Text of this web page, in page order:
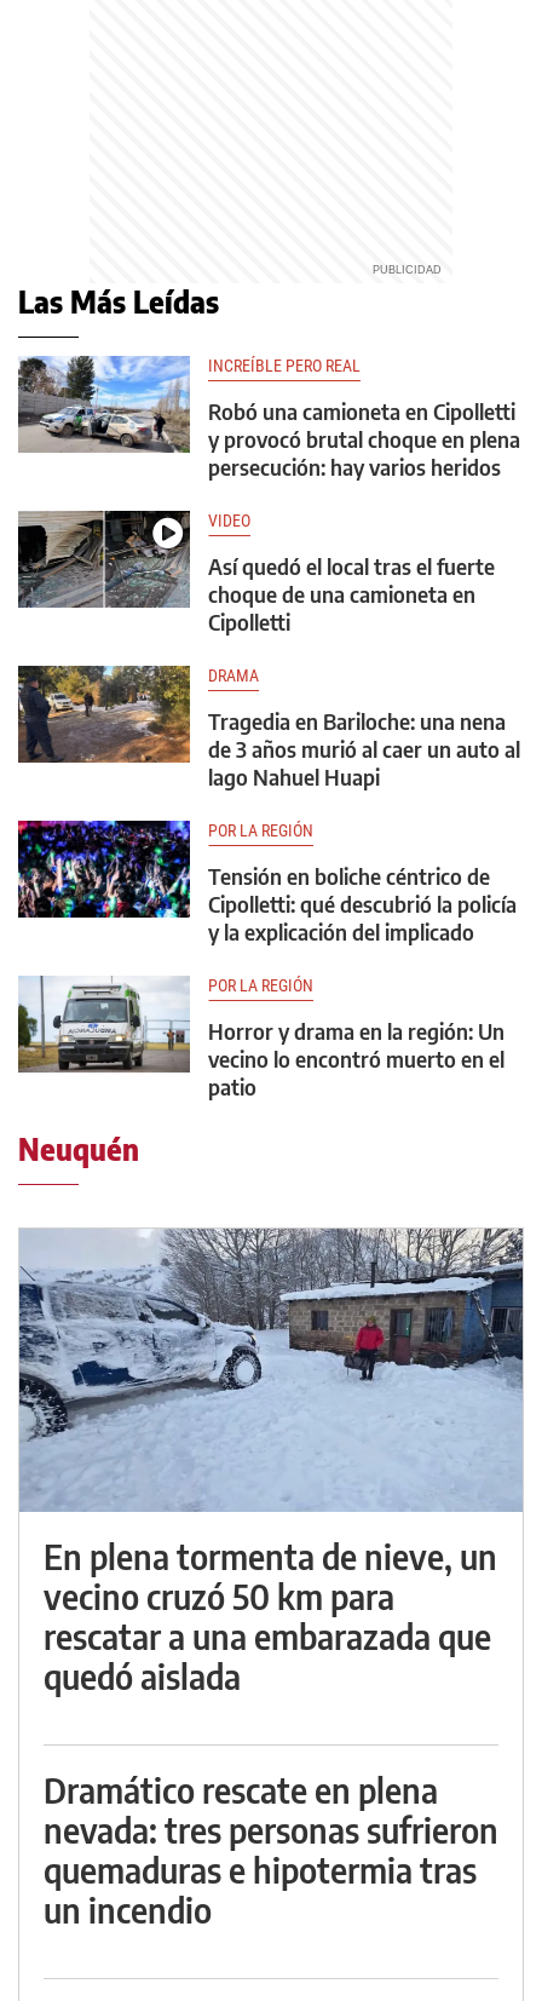
Las Más Leídas
INCREÍBLE PERO REAL
Robó una camioneta en Cipolletti
y provocó brutal choque en plena
persecución: hay varios heridos
VIDEO
Así quedó el local tras el fuerte
choque de una camioneta en
Cipolletti
DRAMA
Tragedia en Bariloche: una nena
de 3 años murió al caer un auto al
lago Nahuel Huapi
POR LA REGIÓN
Tensión en boliche céntrico de
Cipolletti: qué descubrió la policía
y la explicación del implicado
POR LA REGIÓN
Horror y drama en la región: Un
vecino lo encontró muerto en el
patio
Neuquén
En plena tormenta de nieve, un
vecino cruzó 50 km para
rescatar a una embarazada que
quedó aislada
Dramático rescate en plena
nevada: tres personas sufrieron
quemaduras e hipotermia tras
un incendio